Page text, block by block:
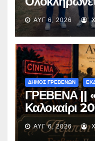
Περιβόλι –
ΑΥΓ 6, 2026
ΔΗΜΟΣ ΓΡΕΒΕΝΩΝ
ΓΡΕΒΕΝΑ ||
Καλοκαίρι
με την
«Μικρές
ΑΥΓ 6, 2026